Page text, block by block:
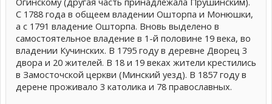
С 1788 года в общеем владении Ошторпа и Монюшки,
а с 1791 владение Ошторпа. Вновь выделено в
самостоятельное владение в 1-й половине 19 века, во
владении Кучинских. В 1795 году в деревне Дворец 3
двора и 20 жителей. В 18 и 19 веках жители крестились
в Замосточской церкви (Минский уезд). В 1857 году в
дерене проживало 3 католика и 78 православных.